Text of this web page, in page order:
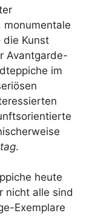
monumentale
die Kunst
Avantgarde-
im
.
heute
nicht alle sind
Exemplare